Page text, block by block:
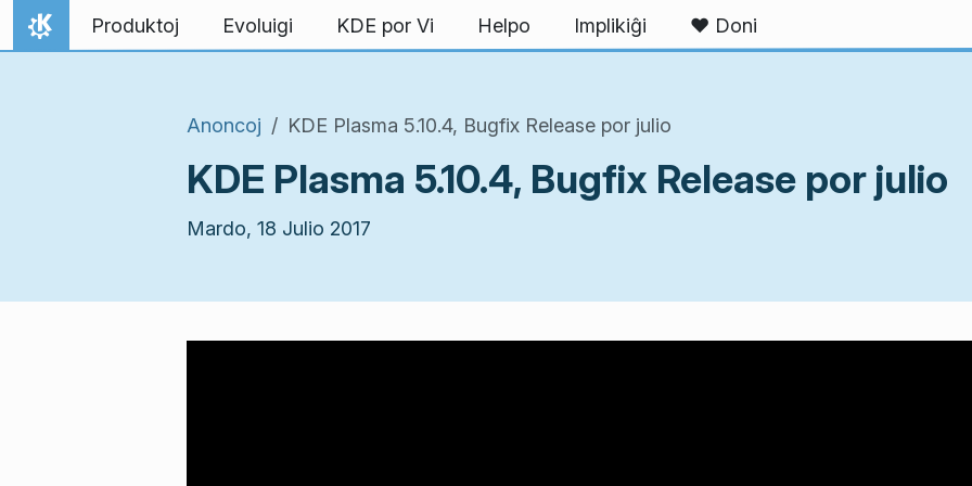
Salti al enhavo
Hejmo
Produktoj Evoluigi KDE por Vi Helpo Implikiĝi ❤ Doni
Anoncoj KDE Plasma 5.10.4, Bugfix Release por julio
KDE Plasma 5.10.4, Bugfix Release por julio
Mardo, 18 Julio 2017